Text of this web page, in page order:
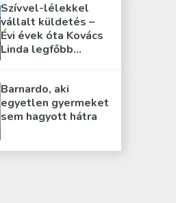
Szívvel-lélekkel
vállalt küldetés –
Évi évek óta Kovács
Linda legfőbb
Barnardo, aki
egyetlen gyermeket
sem hagyott hátra